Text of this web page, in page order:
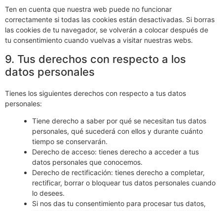
Ten en cuenta que nuestra web puede no funcionar
correctamente si todas las cookies están desactivadas. Si borras
las cookies de tu navegador, se volverán a colocar después de
tu consentimiento cuando vuelvas a visitar nuestras webs.
9. Tus derechos con respecto a los
datos personales
Tienes los siguientes derechos con respecto a tus datos
personales:
Tiene derecho a saber por qué se necesitan tus datos
personales, qué sucederá con ellos y durante cuánto
tiempo se conservarán.
Derecho de acceso: tienes derecho a acceder a tus
datos personales que conocemos.
Derecho de rectificación: tienes derecho a completar,
rectificar, borrar o bloquear tus datos personales cuando
lo desees.
Si nos das tu consentimiento para procesar tus datos,